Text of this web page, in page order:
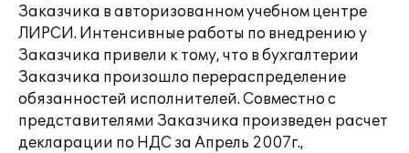
Заказчика в авторизованном учебном центре
ЛИРСИ. Интенсивные работы по внедрению у
Заказчика привели к тому, что в бухгалтерии
Заказчика произошло перераспределение
обязанностей исполнителей. Совместно с
представителями Заказчика произведен расчет
декларации по НДС за Апрель 2007г.,